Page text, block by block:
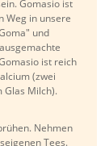
Gomasio ist
Weg in unsere
und
ist reich
(zwei
Glas Milch).
Nehmen
Tees.